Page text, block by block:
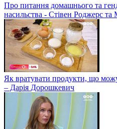
Про питання домашнього та
насильства - Стівен Роджерс
Як вратувати продукти, що
– Дарія Дорошкевич